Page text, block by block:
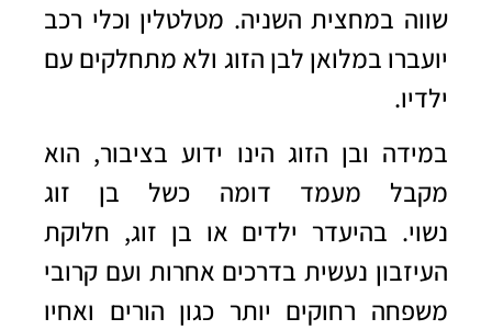
שווה במחצית השניה. מטלטלין וכלי רכב
יועברו במלואן לבן הזוג ולא מתחלקים עם
ילדיו.
במידה ובן הזוג הינו ידוע בציבור, הוא
מקבל מעמד דומה כשל בן זוג
נשוי. בהיעדר ילדים או בן זוג, חלוקת
העיזבון נעשית בדרכים אחרות ועם קרובי
משפחה רחוקים יותר כגון הורים ואחיו